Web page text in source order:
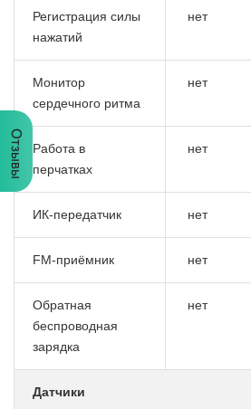
Регистрация силы
нажатий
нет
Монитор
сердечного ритма
нет
Работа в
перчатках
нет
ИК-передатчик нет
FM-приёмник нет
Обратная
беспроводная
зарядка
нет
Датчики
Отзывы